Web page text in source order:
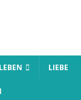
LEBEN LIEBE